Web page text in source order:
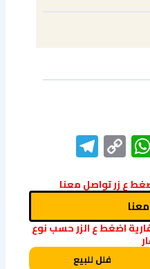
WhatsApp
Copy
Link
ع زر تواصل معنا
اضغط ع الزر حسب نوع
فلل للبيع